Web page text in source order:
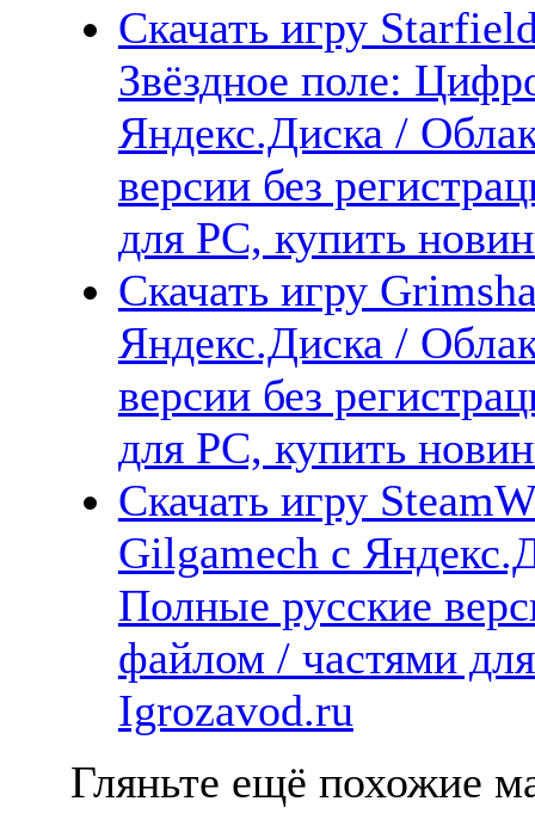
Скачать игру
Звёздное поле:
Яндекс.Диска /
версии без
для PC, купить
Скачать игру
Яндекс.Диска /
версии без
для PC, купить
Скачать игру
Gilgamech с
Полные русские
файлом / частями
Igrozavod.ru
Гляньте ещё похожие